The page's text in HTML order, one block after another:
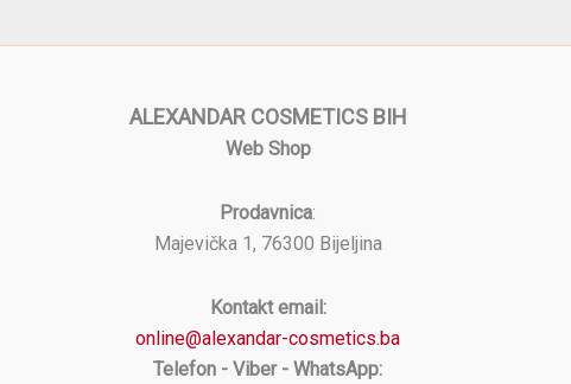
ALEXANDAR COSMETICS BIH
Web Shop
Prodavnica:
Majevička 1, 76300 Bijeljina
Kontakt email:
online@alexandar-cosmetics.ba
Telefon - Viber - WhatsApp: